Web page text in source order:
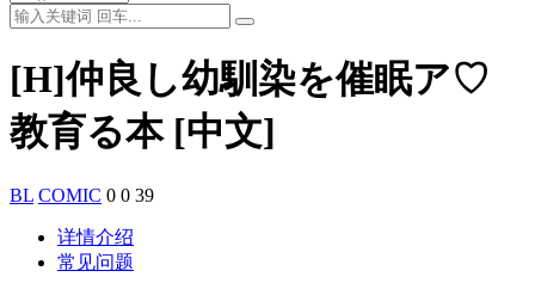
[H]仲良し幼馴染を催眠ア♡
教育る本 [中文]
BL COMIC 0 0 39
详情介绍
常见问题